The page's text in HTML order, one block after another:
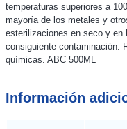
temperaturas superiores a
mayoría de los metales y
esterilizaciones en seco y en
consiguiente contaminación.
químicas. ABC 500ML
Información